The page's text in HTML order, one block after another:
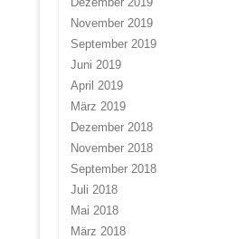
November 2019
September 2019
Juni 2019
April 2019
März 2019
Dezember 2018
November 2018
September 2018
Juli 2018
Mai 2018
März 2018